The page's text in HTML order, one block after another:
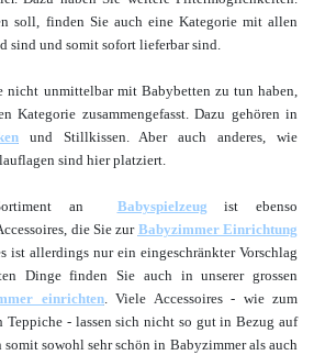
soll, finden Sie auch eine Kategorie mit allen
sind und somit sofort lieferbar sind.
nicht unmittelbar mit Babybetten zu tun haben,
Kategorie zusammengefasst. Dazu gehören in
und Stillkissen. Aber auch anderes, wie
sind hier platziert.
Sortiment an Babyspielzeug ist ebenso
die Sie zur Babyzimmer Einrichtung
ist allerdings nur ein eingeschränkter Vorschlag
Dinge finden Sie auch in unserer grossen
einrichten. Viele Accessoires - wie zum
Teppiche - lassen sich nicht so gut in Bezug auf
somit sowohl sehr schön in Babyzimmer als auch